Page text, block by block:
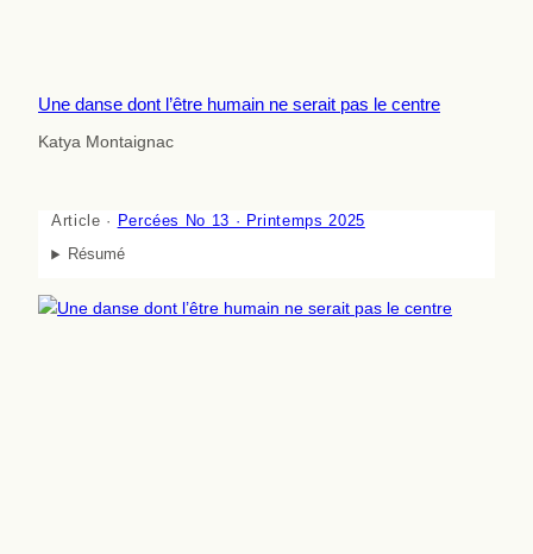
Une danse dont l’être humain ne serait pas le centre
Katya Montaignac
Article · Percées No 13 · Printemps 2025
Résumé